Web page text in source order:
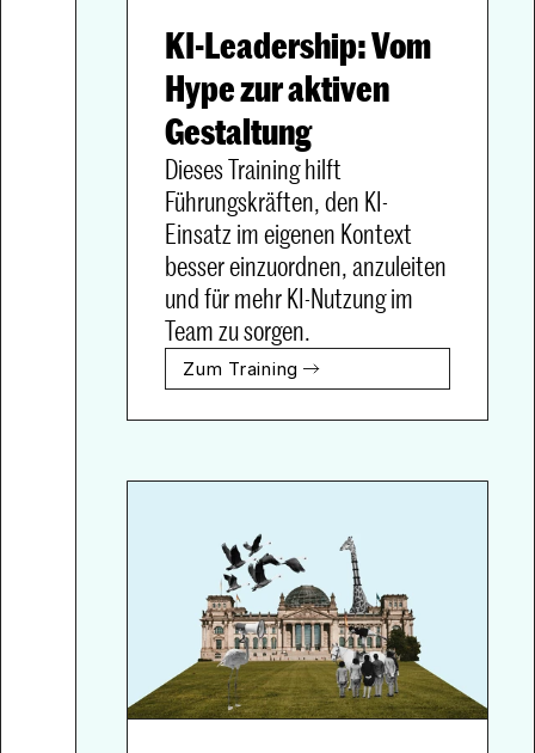
KI-Leadership: Vom
Hype zur aktiven
Gestaltung
Dieses Training hilft
Führungskräften, den KI-
Einsatz im eigenen Kontext
besser einzuordnen, anzuleiten
und für mehr KI-Nutzung im
Team zu sorgen.
Zum Training